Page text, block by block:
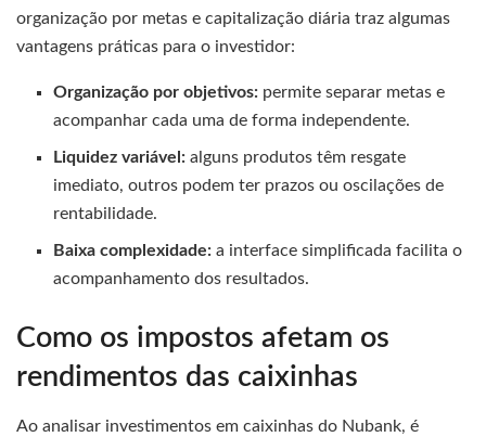
organização por metas e capitalização diária traz algumas
vantagens práticas para o investidor:
Organização por objetivos: permite separar metas e
acompanhar cada uma de forma independente.
Liquidez variável: alguns produtos têm resgate
imediato, outros podem ter prazos ou oscilações de
rentabilidade.
Baixa complexidade: a interface simplificada facilita o
acompanhamento dos resultados.
Como os impostos afetam os
rendimentos das caixinhas
Ao analisar investimentos em caixinhas do Nubank, é